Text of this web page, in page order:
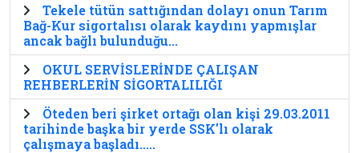
Tekele tütün sattığından dolayı onun Tarım
Bağ-Kur sigortalısı olarak kaydını yapmışlar
ancak bağlı bulunduğu...
OKUL SERVİSLERİNDE ÇALIŞAN
REHBERLERİN SİGORTALILIĞI
Öteden beri şirket ortağı olan kişi 29.03.2011
tarihinde başka bir yerde SSK'lı olarak
çalışmaya başladı.....